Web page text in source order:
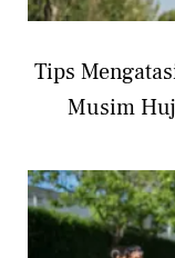
Tips
Musim